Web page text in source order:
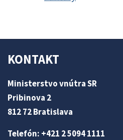
KONTAKT
Ministerstvo vnútra SR
Pribinova 2
812 72 Bratislava
Telefón: +421 2 5094 1111